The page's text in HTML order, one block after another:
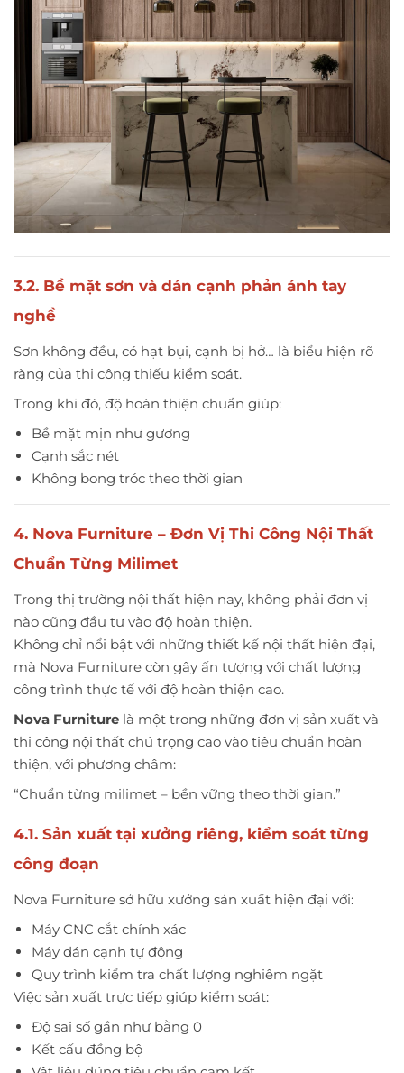
3.2. Bề mặt sơn và dán cạnh phản ánh tay
nghề
Sơn không đều, có hạt bụi, cạnh bị hở… là biểu hiện rõ
ràng của thi công thiếu kiểm soát.
Trong khi đó, độ hoàn thiện chuẩn giúp:
Bề mặt mịn như gương
Cạnh sắc nét
Không bong tróc theo thời gian
4. Nova Furniture – Đơn Vị Thi Công Nội Thất
Chuẩn Từng Milimet
Trong thị trường nội thất hiện nay, không phải đơn vị
nào cũng đầu tư vào độ hoàn thiện.
Không chỉ nổi bật với những thiết kế nội thất hiện đại,
mà Nova Furniture còn gây ấn tượng với chất lượng
công trình thực tế với độ hoàn thiện cao.
Nova Furniture là một trong những đơn vị sản xuất và
thi công nội thất chú trọng cao vào tiêu chuẩn hoàn
thiện, với phương châm:
“Chuẩn từng milimet – bền vững theo thời gian.”
4.1. Sản xuất tại xưởng riêng, kiểm soát từng
công đoạn
Nova Furniture sở hữu xưởng sản xuất hiện đại với:
Máy CNC cắt chính xác
Máy dán cạnh tự động
Quy trình kiểm tra chất lượng nghiêm ngặt
Việc sản xuất trực tiếp giúp kiểm soát:
Độ sai số gần như bằng 0
Kết cấu đồng bộ